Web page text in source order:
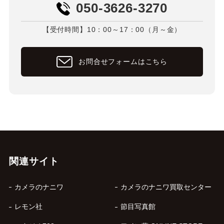
050-3626-3270
【受付時間】10：00～17：00（月～金）
お問合せフォームはこちら
関連サイト
カメラのナニワ カメラのナニワ買取センター
レモン社 節目写真館